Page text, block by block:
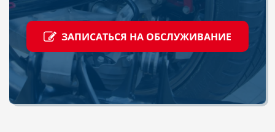
ЗАПИСАТЬСЯ НА ОБСЛУЖИВАНИЕ